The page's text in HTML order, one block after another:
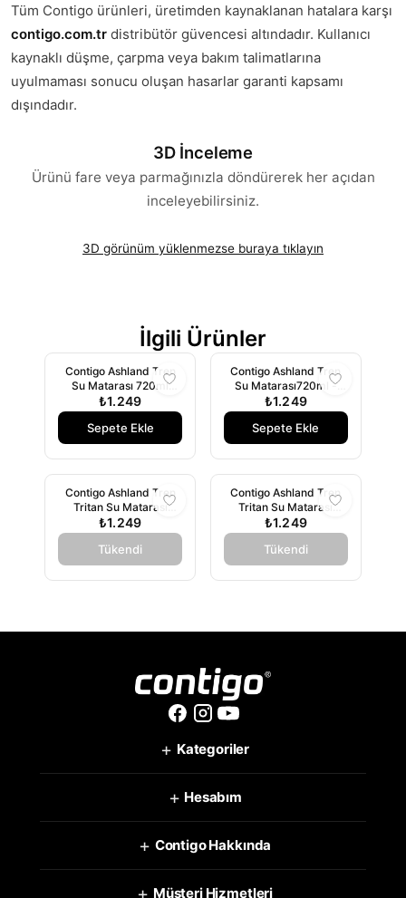
Tüm Contigo ürünleri, üretimden kaynaklanan hatalara karşı
contigo.com.tr distribütör güvencesi altındadır. Kullanıcı
kaynaklı düşme, çarpma veya bakım talimatlarına
uyulmaması sonucu oluşan hasarlar garanti kapsamı
dışındadır.
3D İnceleme
Ürünü fare veya parmağınızla döndürerek her açıdan
inceleyebilirsiniz.
3D görünüm yüklenmezse buraya tıklayın
İlgili Ürünler
Contigo Ashland Tren
Su Matarası 720ml
Şeffaf
₺1.249
Sepete Ekle
Contigo Ashland Tren
Su Matarası720ml -
Mor
₺1.249
Sepete Ekle
Contigo Ashland Tren
Tritan Su Matarası
720ml - Pembe
₺1.249
Tükendi
Contigo Ashland Tren
Tritan Su Matarası
720ml - Turkuaz
₺1.249
Tükendi
+ Kategoriler
+ Hesabım
+ Contigo Hakkında
+ Müşteri Hizmetleri